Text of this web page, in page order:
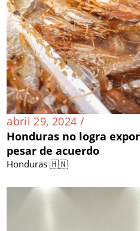
abril 29, 2024 /
Honduras no logra
pesar de acuerdo
Honduras 🇭🇳